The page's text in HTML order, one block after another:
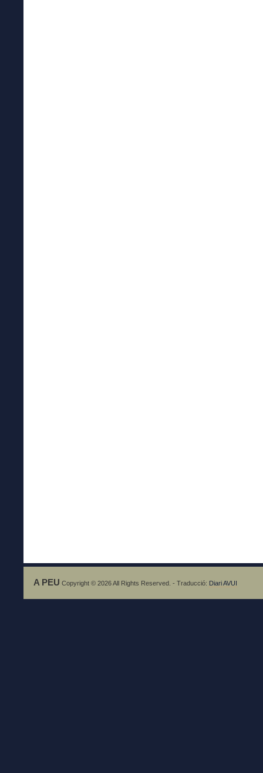
A PEU Copyright © 2026 All Rights Reserved. - Traducció: Diari AVUI